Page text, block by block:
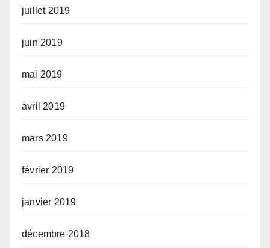
juillet 2019
juin 2019
mai 2019
avril 2019
mars 2019
février 2019
janvier 2019
décembre 2018